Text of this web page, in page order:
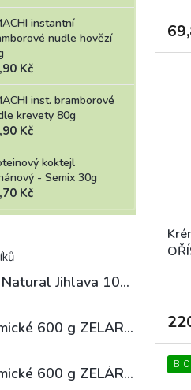
instantní
nudle hovězí
Kč
inst. bramborové
krevety 80g
Kč
koktejl
- Semix 30g
Kč
Guarová guma Natural Jihlava 100 g
je 4 z 5 hvězdiček.
Zelí kysané křimické 600 g ZELÁRNA LOBKOWICZ
je 3 z 5 hvězdiček.
Zelí kysané křimické 600 g ZELÁRNA LOBKOWICZ BIO